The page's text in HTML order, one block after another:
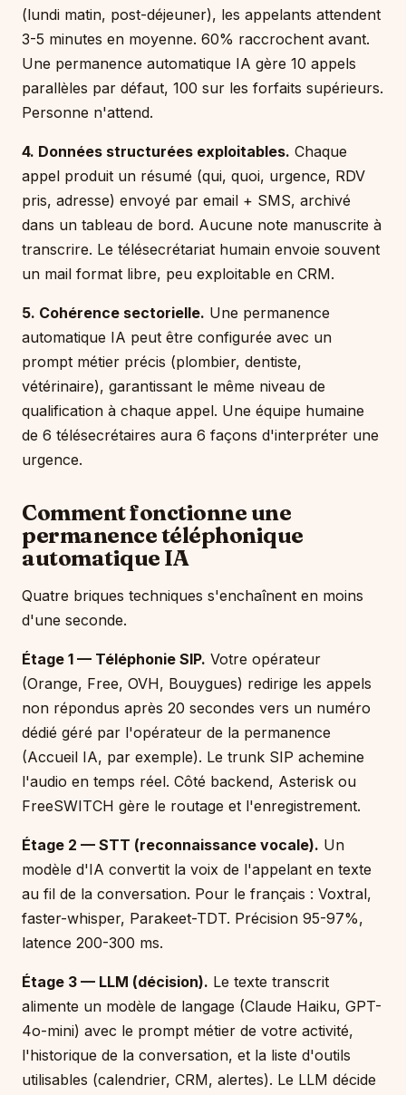
(lundi matin, post-déjeuner), les appelants attendent
3-5 minutes en moyenne. 60% raccrochent avant.
Une permanence automatique IA gère 10 appels
parallèles par défaut, 100 sur les forfaits supérieurs.
Personne n'attend.
4. Données structurées exploitables. Chaque
appel produit un résumé (qui, quoi, urgence, RDV
pris, adresse) envoyé par email + SMS, archivé
dans un tableau de bord. Aucune note manuscrite à
transcrire. Le télésecrétariat humain envoie souvent
un mail format libre, peu exploitable en CRM.
5. Cohérence sectorielle. Une permanence
automatique IA peut être configurée avec un
prompt métier précis (plombier, dentiste,
vétérinaire), garantissant le même niveau de
qualification à chaque appel. Une équipe humaine
de 6 télésecrétaires aura 6 façons d'interpréter une
urgence.
Comment fonctionne une
permanence téléphonique
automatique IA
Quatre briques techniques s'enchaînent en moins
d'une seconde.
Étage 1 — Téléphonie SIP. Votre opérateur
(Orange, Free, OVH, Bouygues) redirige les appels
non répondus après 20 secondes vers un numéro
dédié géré par l'opérateur de la permanence
(Accueil IA, par exemple). Le trunk SIP achemine
l'audio en temps réel. Côté backend, Asterisk ou
FreeSWITCH gère le routage et l'enregistrement.
Étage 2 — STT (reconnaissance vocale). Un
modèle d'IA convertit la voix de l'appelant en texte
au fil de la conversation. Pour le français : Voxtral,
faster-whisper, Parakeet-TDT. Précision 95-97%,
latence 200-300 ms.
Étage 3 — LLM (décision). Le texte transcrit
alimente un modèle de langage (Claude Haiku, GPT-
4o-mini) avec le prompt métier de votre activité,
l'historique de la conversation, et la liste d'outils
utilisables (calendrier, CRM, alertes). Le LLM décide